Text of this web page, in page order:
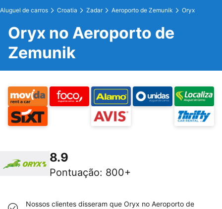
Aluguel de carros Croatia Zadar Aeroporto de Zemunik Oryx
Oryx no Aeroporto de
Zemunik
8.9
Pontuação: 800+
Nossos clientes disseram que Oryx no Aeroporto de